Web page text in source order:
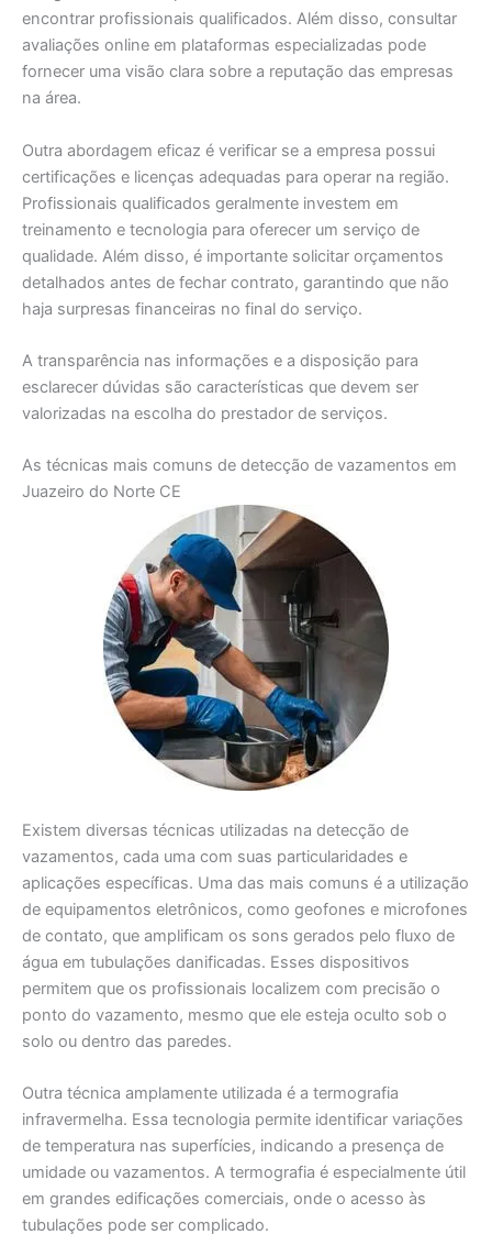
encontrar profissionais qualificados. Além disso, consultar
avaliações online em plataformas especializadas pode
fornecer uma visão clara sobre a reputação das empresas
na área.
Outra abordagem eficaz é verificar se a empresa possui
certificações e licenças adequadas para operar na região.
Profissionais qualificados geralmente investem em
treinamento e tecnologia para oferecer um serviço de
qualidade. Além disso, é importante solicitar orçamentos
detalhados antes de fechar contrato, garantindo que não
haja surpresas financeiras no final do serviço.
A transparência nas informações e a disposição para
esclarecer dúvidas são características que devem ser
valorizadas na escolha do prestador de serviços.
As técnicas mais comuns de detecção de vazamentos em
Juazeiro do Norte CE
Existem diversas técnicas utilizadas na detecção de
vazamentos, cada uma com suas particularidades e
aplicações específicas. Uma das mais comuns é a utilização
de equipamentos eletrônicos, como geofones e microfones
de contato, que amplificam os sons gerados pelo fluxo de
água em tubulações danificadas. Esses dispositivos
permitem que os profissionais localizem com precisão o
ponto do vazamento, mesmo que ele esteja oculto sob o
solo ou dentro das paredes.
Outra técnica amplamente utilizada é a termografia
infravermelha. Essa tecnologia permite identificar variações
de temperatura nas superfícies, indicando a presença de
umidade ou vazamentos. A termografia é especialmente útil
em grandes edificações comerciais, onde o acesso às
tubulações pode ser complicado.